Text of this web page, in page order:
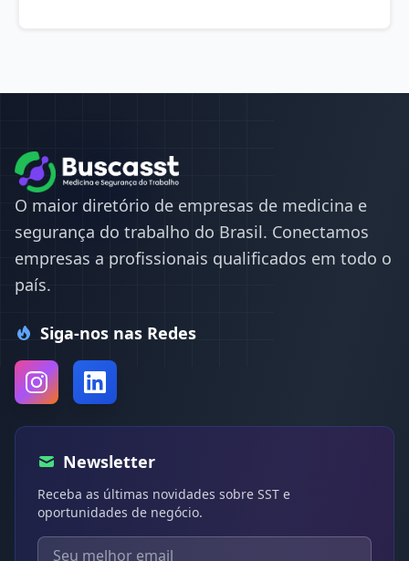
O maior diretório de empresas de medicina e
segurança do trabalho do Brasil. Conectamos
empresas a profissionais qualificados em todo o
país.
Siga-nos nas Redes
Newsletter
Receba as últimas novidades sobre SST e
oportunidades de negócio.